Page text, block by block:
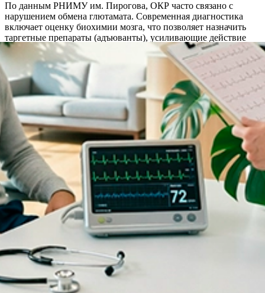
По данным РНИМУ им. Пирогова, ОКР часто связано с
нарушением обмена глютамата. Современная диагностика
включает оценку биохимии мозга, что позволяет назначить
таргетные препараты (адъюванты), усиливающие действие
основной терапии.
Акции и спецпредложения